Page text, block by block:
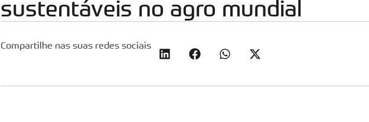
sustentáveis no agro mundial
Compartilhe nas suas redes sociais